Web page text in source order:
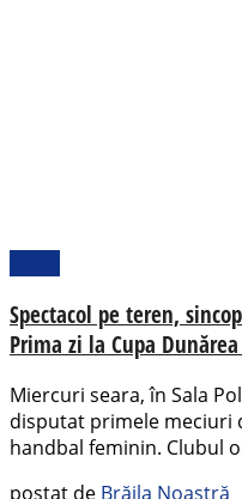
Spectacol pe teren,
Prima zi la Cupa
Miercuri seara, în Sala
disputat primele meciuri
handbal feminin. Clubul
postat de Brăila Noastră